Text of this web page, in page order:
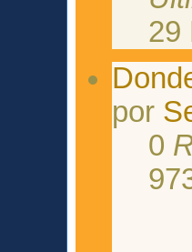
29
por
0